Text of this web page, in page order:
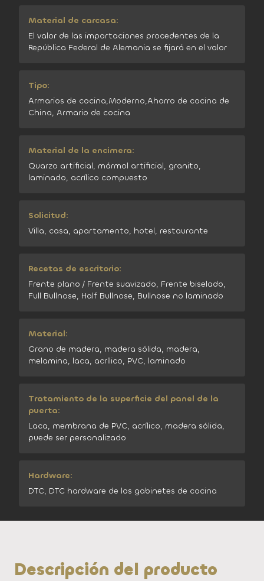
Material de carcasa:
El valor de las importaciones procedentes de la
República Federal de Alemania se fijará en el valor
Tipo:
Armarios de cocina,Moderno,Ahorro de cocina de
China, Armario de cocina
Material de la encimera:
Quarzo artificial, mármol artificial, granito,
laminado, acrílico compuesto
Solicitud:
Villa, casa, apartamento, hotel, restaurante
Recetas de escritorio:
Frente plano / Frente suavizado, Frente biselado,
Full Bullnose, Half Bullnose, Bullnose no laminado
Material:
Grano de madera, madera sólida, madera,
melamina, laca, acrílico, PVC, laminado
Tratamiento de la superficie del panel de la
puerta:
Laca, membrana de PVC, acrílico, madera sólida,
puede ser personalizado
Hardware:
DTC, DTC hardware de los gabinetes de cocina
Descripción del producto